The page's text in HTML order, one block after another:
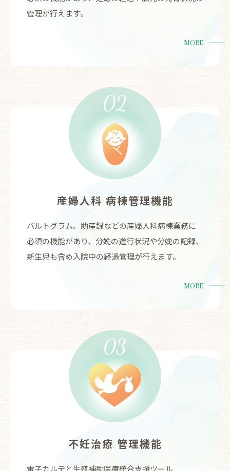
管理が行えます。
MORE
産婦人科 病棟管理機能
パルトグラム、助産録などの産婦人科病棟業務に
必須の機能があり、分娩の進行状況や分娩の記録、
新生児も含め入院中の経過管理が行えます。
MORE
不妊治療 管理機能
電子カルテと生殖補助医療統合支援ツール